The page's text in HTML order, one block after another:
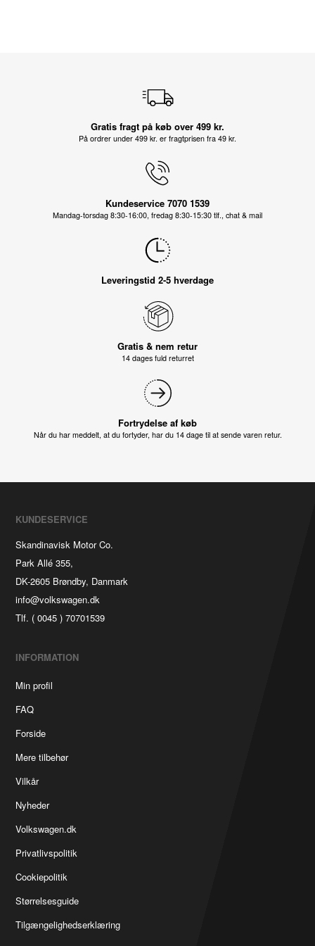
Gratis fragt på køb over 499 kr.
På ordrer under 499 kr. er fragtprisen fra 49 kr.
Kundeservice 7070 1539
Mandag-torsdag 8:30-16:00, fredag 8:30-15:30 tlf., chat & mail
Leveringstid 2-5 hverdage
Gratis & nem retur
14 dages fuld returret
Fortrydelse af køb
Når du har meddelt, at du fortyder, har du 14 dage til at sende varen retur.
KUNDESERVICE
Skandinavisk Motor Co.
Park Allé 355,
DK-2605 Brøndby, Danmark
info@volkswagen.dk
Tlf. ( 0045 ) 70701539
INFORMATION
Min profil
FAQ
Forside
Mere tilbehør
Vilkår
Nyheder
Volkswagen.dk
Privatlivspolitik
Cookiepolitik
Størrelsesguide
Tilgængelighedserklæring